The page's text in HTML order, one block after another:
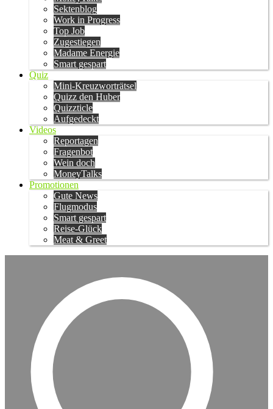
Sektenblog
Work in Progress
Top Job
Zugestiegen
Madame Energie
Smart gespart
Quiz
Mini-Kreuzworträtsel
Quizz den Huber
Quizzticle
Aufgedeckt
Videos
Reportagen
Fragenbot
Wein doch
MoneyTalks
Promotionen
Gute News
Flugmodus
Smart gespart
Reise-Glück
Meat & Greet